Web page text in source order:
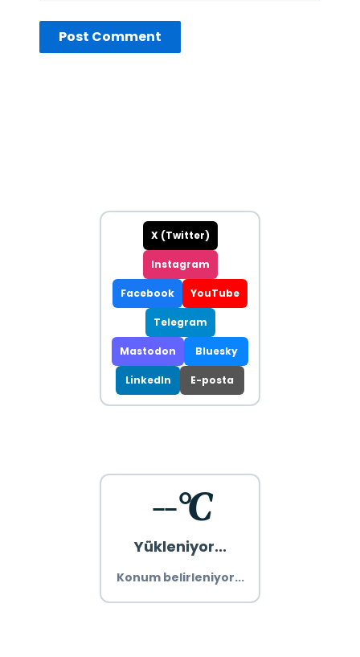
X (Twitter)
Instagram
Facebook YouTube
Telegram
Mastodon Bluesky
LinkedIn E-posta
--°C
Yükleniyor...
Konum belirleniyor...